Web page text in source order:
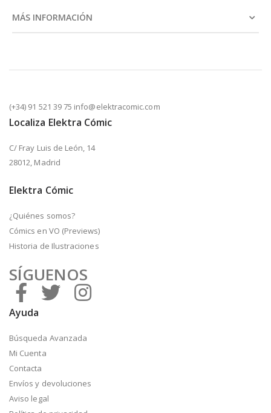
MÁS INFORMACIÓN
(+34) 91 521 39 75 info@elektracomic.com
Localiza Elektra Cómic
C/ Fray Luis de León, 14
28012, Madrid
Elektra Cómic
¿Quiénes somos?
Cómics en VO (Previews)
Historia de Ilustraciones
SÍGUENOS
Ayuda
Búsqueda Avanzada
Mi Cuenta
Contacta
Envíos y devoluciones
Aviso legal